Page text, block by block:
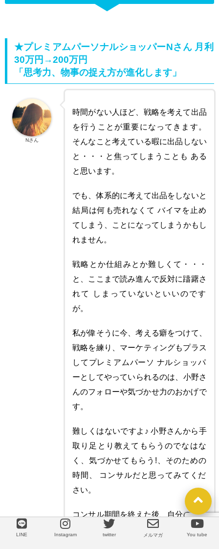
LINE
★プレミアムパーソナルショッパーNさん 月利
30万円→200万円
「思考力、物事の捉え方が進化します」
時間がない人ほど、戦略を考えて出品
を行うことが重要になってきます。
そんなこと考えている暇に出品しない
と・・・と焦ってしまうことも ある
と思います。
でも、体系的に考えて出品をしないと
結局は何も売れなくて バイマを止め
てしまう、ことになってしまうかもし
れません。
戦略とか仕組みとか難しくて・・・
と、ここまで読み進んで反対に躊躇さ
れて しまっていないといいのです
が。
私が偉そうに今、考える癖をつけて、
戦略を練り、マーケティングもプラス
してプレミアムパーソ ナルショッパ
ーとしてやっていられるのは、小野さ
んのフォローや気づかせ力のおかげで
す。
難しくはないですよ♪ 小野さんから手
取り足とり教えてもらうのでなはな
く、気づかせてもらう!、そのための
時間、 コンサルだと思ってみてくだ
さい。
コンサル期間を終えた後、自分の思考
力、捉え方が前とは違っていることに
Nさん
LINE Instagram twitter メルマガ You tube